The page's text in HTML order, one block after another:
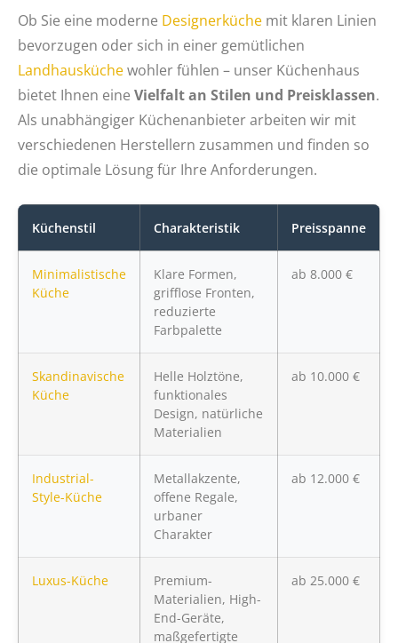
Ob Sie eine moderne Designerküche mit klaren Linien
bevorzugen oder sich in einer gemütlichen
Landhausküchewohler fühlen – unser Küchenhaus
bietet Ihnen eine Vielfalt an Stilen und Preisklassen.
Als unabhängiger Küchenanbieter arbeiten wir mit
verschiedenen Herstellern zusammen und finden so
die optimale Lösung für Ihre Anforderungen.
Küchenstil Charakteristik Preisspanne
Minimalistische
Küche
Klare Formen,
grifflose Fronten,
reduzierte
Farbpalette
ab 8.000 €
Skandinavische
Küche
Helle Holztöne,
funktionales
Design, natürliche
Materialien
ab 10.000 €
Industrial-
Style-Küche
Metallakzente,
offene Regale,
urbaner
Charakter
ab 12.000 €
Luxus-Küche
Premium-
Materialien, High-
End-Geräte,
maßgefertigte
ab 25.000 €